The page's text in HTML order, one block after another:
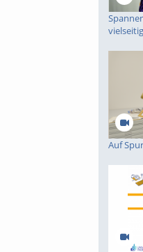
Auf